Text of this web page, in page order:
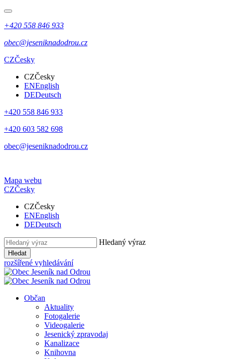
+420 558 846 933
obec@jeseniknadodrou.cz
CZČesky
CZČesky
ENEnglish
DEDeutsch
+420 558 846 933
+420 603 582 698
obec@jeseniknadodrou.cz
Mapa webu
CZČesky
CZČesky
ENEnglish
DEDeutsch
Hledaný výraz
Hledat
rozšířené vyhledávání
Občan
Aktuality
Fotogalerie
Videogalerie
Jesenický zpravodaj
Kanalizace
Knihovna